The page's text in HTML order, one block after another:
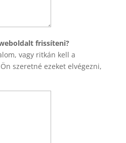
frissíteni?
vagy ritkán kell a
szeretné ezeket elvégezni,